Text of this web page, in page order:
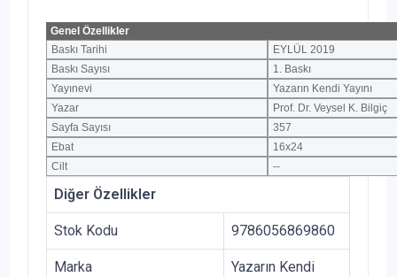
Genel Özellikler
Baskı Tarihi
EYLÜL 2019
Baskı Sayısı
1. Baskı
Yayınevi
Yazarın Kendi Yayını
Yazar
Prof. Dr. Veysel K. Bilgiç
Sayfa Sayısı
357
Ebat
16x24
Cilt
--
Diğer Özellikler
Stok Kodu 9786056869860
Marka
Yazarın Kendi